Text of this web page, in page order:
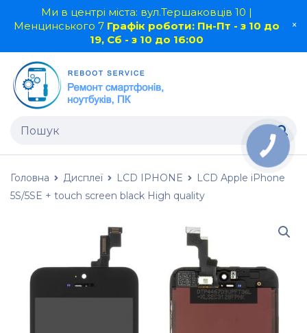
Ми в центрі міста: вул.Тершаковців 10 |
Менцинського 7 Графік роботи: Пн-Пт - з 10 до
19, Сб - з 10 до 16:00
Головна Дисплеї LCD IPHONE
LCD Apple iPhone
5S/5SE + touch screen black High quality